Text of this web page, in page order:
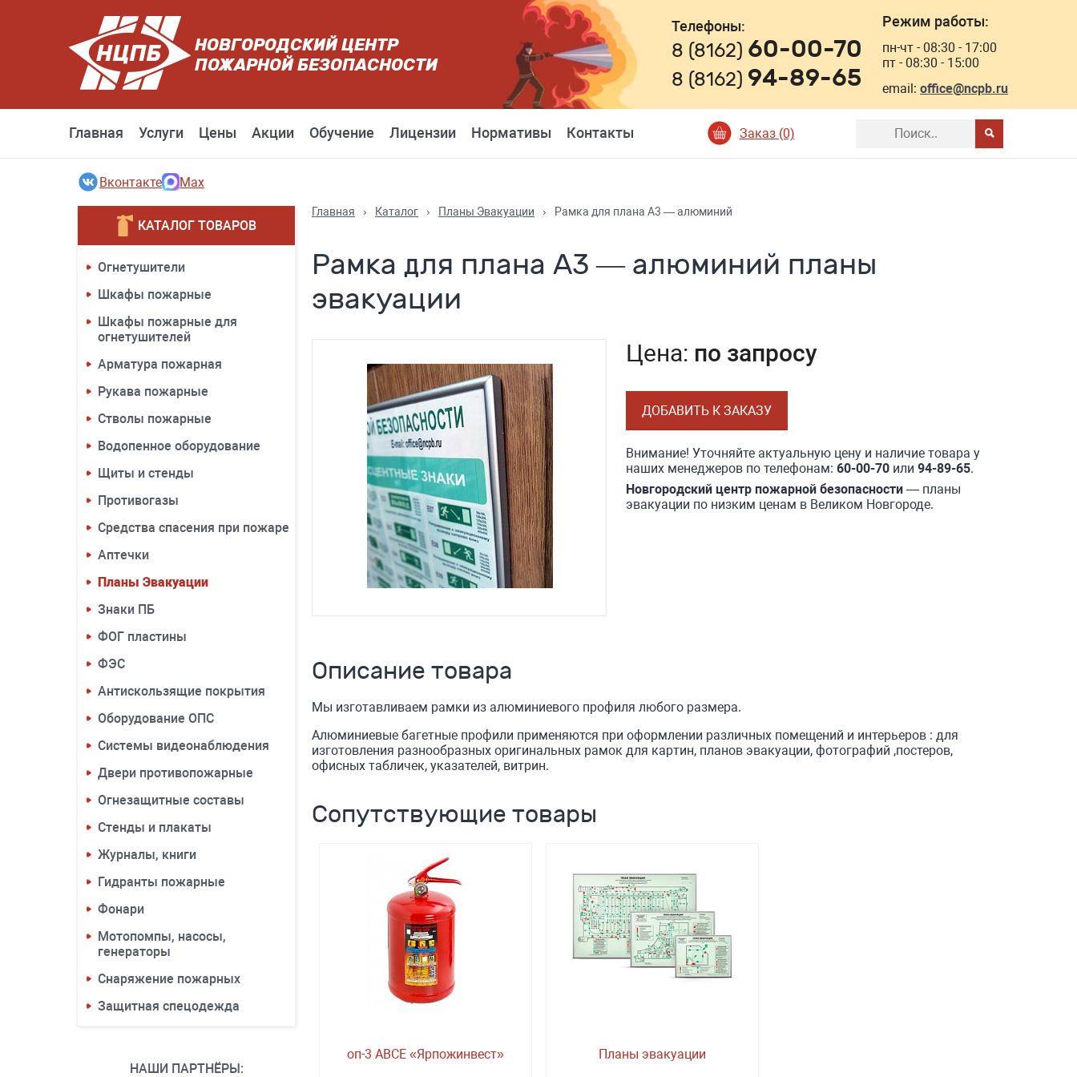
НОВГОРОДСКИЙ ЦЕНТР
ПОЖАРНОЙ БЕЗОПАСНОСТИ
Телефоны:
8 (8162) 60-00-70
8 (8162) 94-89-65
Режим работы:
пн-чт - 08:30 - 17:00
пт - 08:30 - 15:00
email: office@ncpb.ru
Главная Услуги Цены Акции Обучение Лицензии Нормативы Контакты Заказ (0)
Вконтакте Max
КАТАЛОГ ТОВАРОВ
Огнетушители
Шкафы пожарные
Шкафы пожарные для
огнетушителей
Арматура пожарная
Рукава пожарные
Стволы пожарные
Водопенное оборудование
Щиты и стенды
Противогазы
Средства спасения при пожаре
Аптечки
Планы Эвакуации
Знаки ПБ
ФОГ пластины
ФЭС
Антискользящие покрытия
Оборудование ОПС
Системы видеонаблюдения
Двери противопожарные
Огнезащитные составы
Стенды и плакаты
Журналы, книги
Гидранты пожарные
Фонари
Мотопомпы, насосы,
генераторы
Снаряжение пожарных
Защитная спецодежда
НАШИ ПАРТНЁРЫ:
Главная › Каталог › Планы Эвакуации › Рамка для плана А3 — алюминий
Рамка для плана А3 — алюминий планы
эвакуации
Цена: по запросу
ДОБАВИТЬ К ЗАКАЗУ
Внимание! Уточняйте актуальную цену и наличие товара у
наших менеджеров по телефонам: 60-00-70или 94-89-65.
Новгородский центр пожарной безопасности— планы
эвакуации по низким ценам в Великом Новгороде.
Описание товара
Мы изготавливаем рамки из алюминиевого профиля любого размера.
Алюминиевые багетные профили применяются при оформлении различных помещений и интерьеров : для
изготовления разнообразных оригинальных рамок для картин, планов эвакуации, фотографий ,постеров,
офисных табличек, указателей, витрин.
Сопутствующие товары
оп-3 ABCE «Ярпожинвест» Планы эвакуации